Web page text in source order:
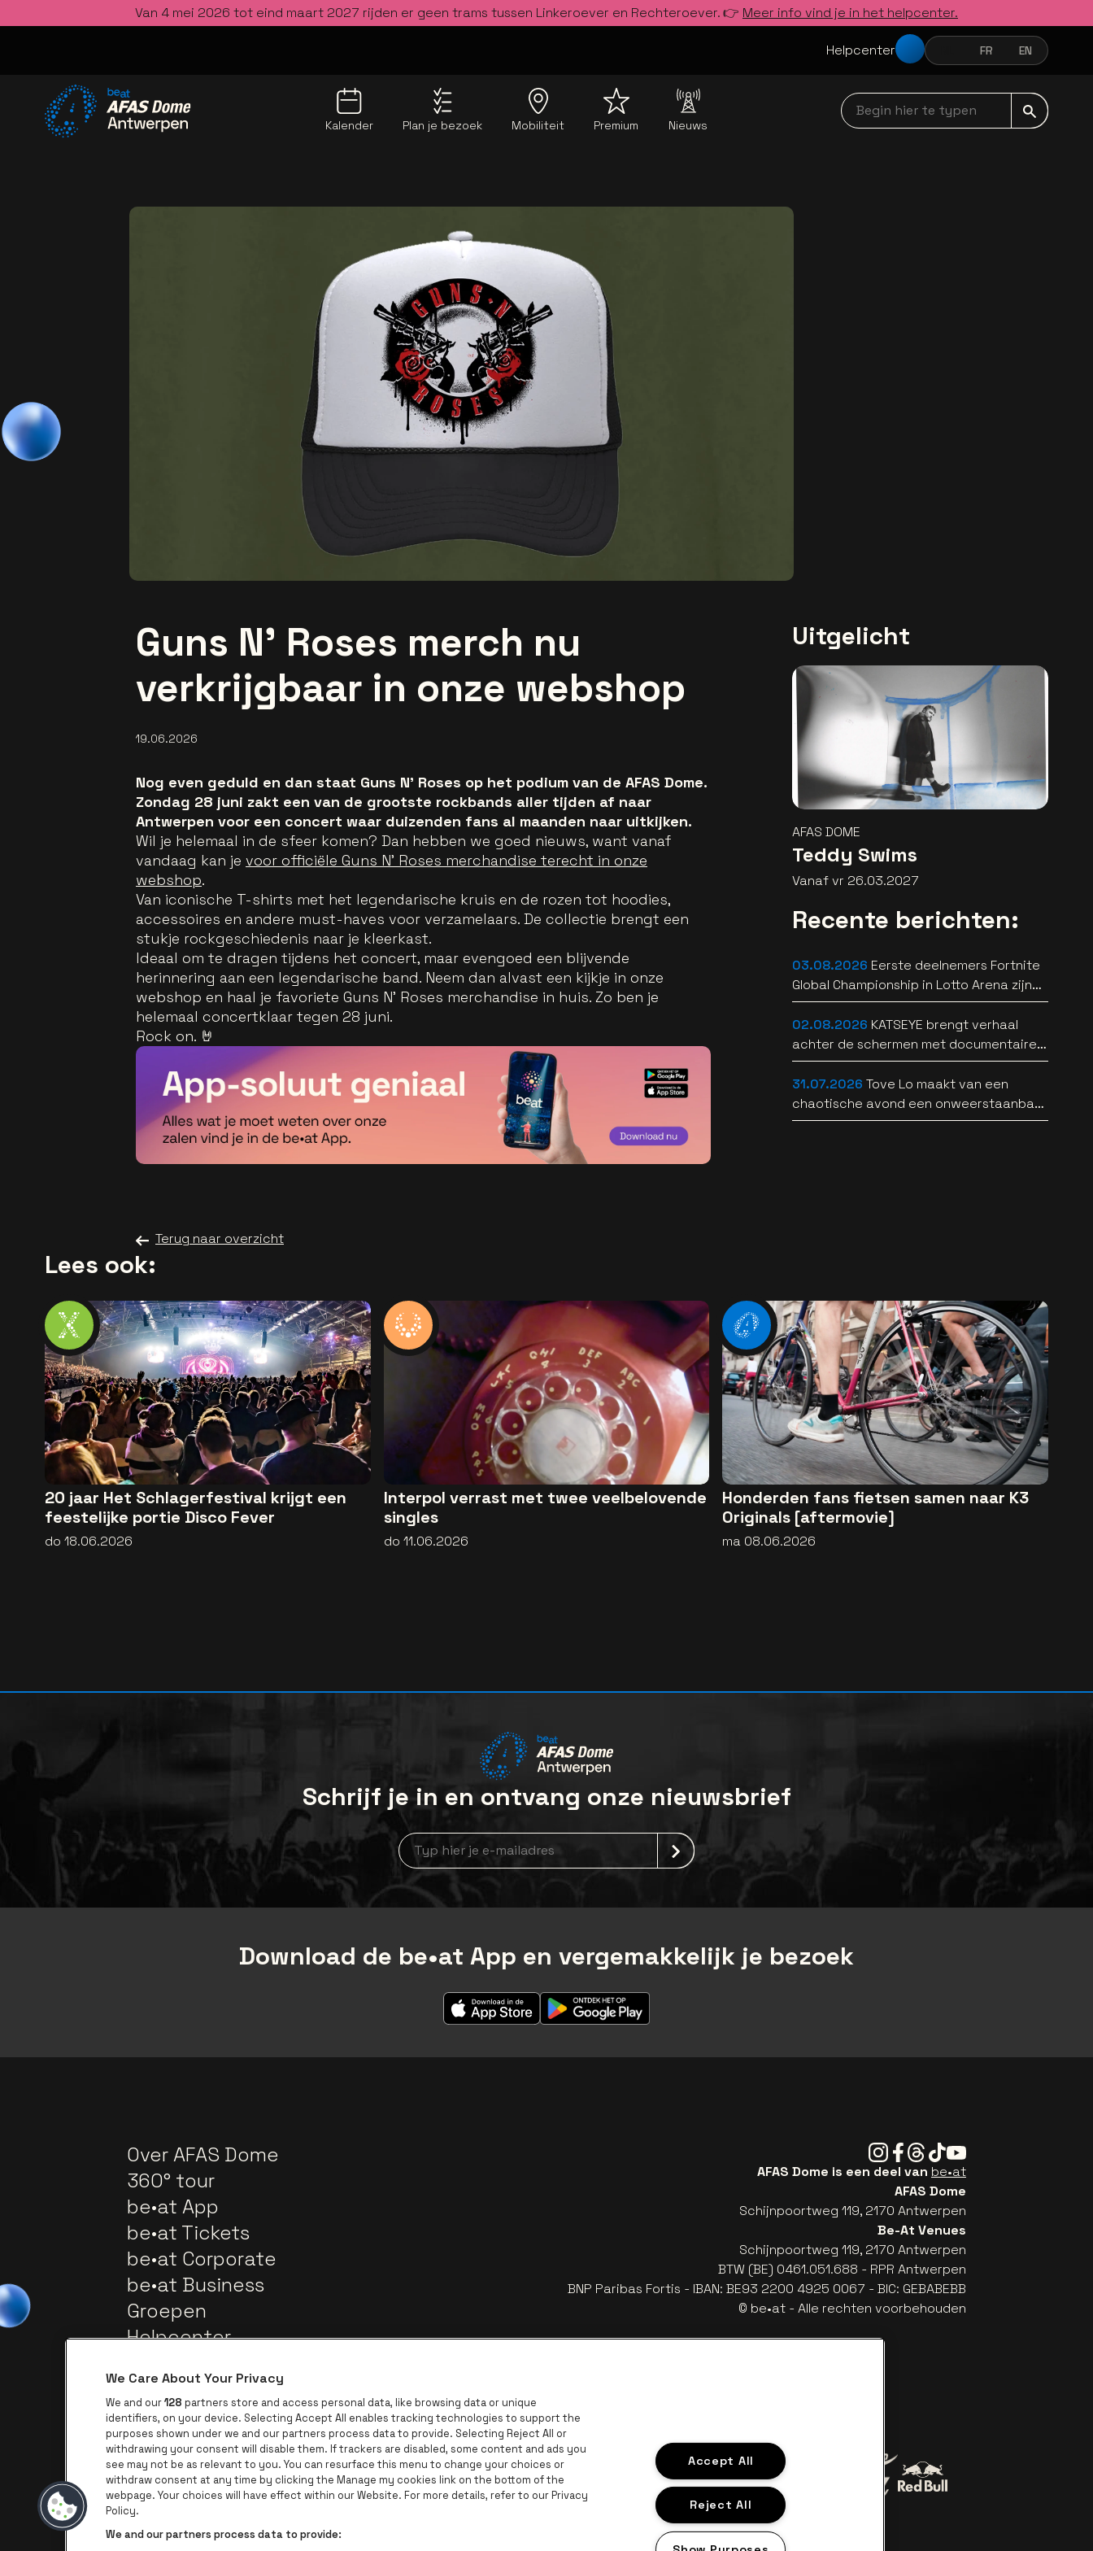
Van 4 mei 2026 tot eind maart 2027 rijden er geen trams tussen Linkeroever en Rechteroever. 👉 Meer info vind je in het helpcenter.
Helpcenter NEDERLANDSFRANÇAIS
FR ENGLISH
EN
Kalender Plan je bezoek Mobiliteit Premium Nieuws
Begin hier te typen navbar
Guns N’ Roses merch nu
verkrijgbaar in onze webshop
19.06.2026
Nog even geduld en dan staat Guns N’ Roses op het podium van de AFAS Dome.
Zondag 28 juni zakt een van de grootste rockbands aller tijden af naar
Antwerpen voor een concert waar duizenden fans al maanden naar uitkijken.
Wil je helemaal in de sfeer komen? Dan hebben we goed nieuws, want vanaf
vandaag kan je voor officiële Guns N’ Roses merchandise terecht in onze
webshop.
Van iconische T-shirts met het legendarische kruis en de rozen tot hoodies,
accessoires en andere must-haves voor verzamelaars. De collectie brengt een
stukje rockgeschiedenis naar je kleerkast.
Ideaal om te dragen tijdens het concert, maar evengoed een blijvende
herinnering aan een legendarische band. Neem dan alvast een kijkje in onze
webshop en haal je favoriete Guns N’ Roses merchandise in huis. Zo ben je
helemaal concertklaar tegen 28 juni.
Rock on. 🤘
Terug naar overzicht
Uitgelicht
AFAS DOME
Teddy Swims
Vanaf vr 26.03.2027
Recente berichten:
03.08.2026 Eerste deelnemers Fortnite
Global Championship in Lotto Arena zijn
bekend
02.08.2026 KATSEYE brengt verhaal
achter de schermen met documentaire
WILD HEARTS [trailer]
31.07.2026 Tove Lo maakt van een
chaotische avond een onweerstaanbare
popsong
Lees ook:
20 jaar Het Schlagerfestival krijgt een
feestelijke portie Disco Fever
do 18.06.2026
Interpol verrast met twee veelbelovende
singles
do 11.06.2026
Honderden fans fietsen samen naar K3
Originals [aftermovie]
ma 08.06.2026
Schrijf je in en ontvang onze nieuwsbrief
Nieuwsbrief aanmelding
Download de be•at App en vergemakkelijk je bezoek
Over AFAS Dome
360° tour
be•at App
be•at Tickets
be•at Corporate
be•at Business
Groepen
Helpcenter
Instagram
Facebook
Threads
TiktokYoutube
AFAS Dome is een deel van be•at
AFAS Dome
Schijnpoortweg 119, 2170 Antwerpen
Be-At Venues
Schijnpoortweg 119, 2170 Antwerpen
BTW (BE) 0461.051.688 - RPR Antwerpen
BNP Paribas Fortis - IBAN: BE93 2200 4925 0067 - BIC: GEBABEBB
© be•at - Alle rechten voorbehouden
Ga naar de website van Provincie AntwerpenGa naar de website van Europcar
Ga naar de website van JupilerGa naar de website van Coca-Cola
Ga naar de website van Het logo van Lillet in off-white
We Care About Your Privacy
We and our128 partners store and access personal data, like browsing data or unique
identifiers, on your device. Selecting Accept All enables tracking technologies to support the
purposes shown under we and our partners process data to provide. Selecting Reject All or
withdrawing your consent will disable them. If trackers are disabled, some content and ads you
see may not be as relevant to you. You can resurface this menu to change your choices or
withdraw consent at any time by clicking the Manage my cookies link on the bottom of the
webpage. Your choices will have effect within our Website. For more details, refer to our Privacy
Policy.
We and our partners process data to provide:
Accept All
Reject All